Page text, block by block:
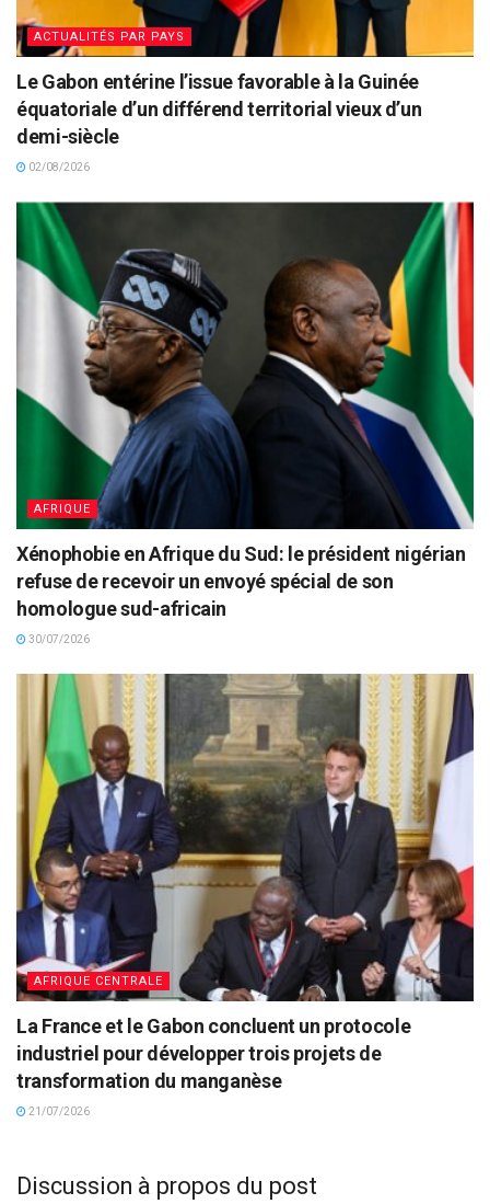
ACTUALITÉS PAR PAYS
Le Gabon entérine l’issue favorable à la Guinée
équatoriale d’un différend territorial vieux d’un
demi-siècle
02/08/2026
AFRIQUE
Xénophobie en Afrique du Sud: le président nigérian
refuse de recevoir un envoyé spécial de son
homologue sud-africain
30/07/2026
AFRIQUE CENTRALE
La France et le Gabon concluent un protocole
industriel pour développer trois projets de
transformation du manganèse
21/07/2026
Discussion à propos du post